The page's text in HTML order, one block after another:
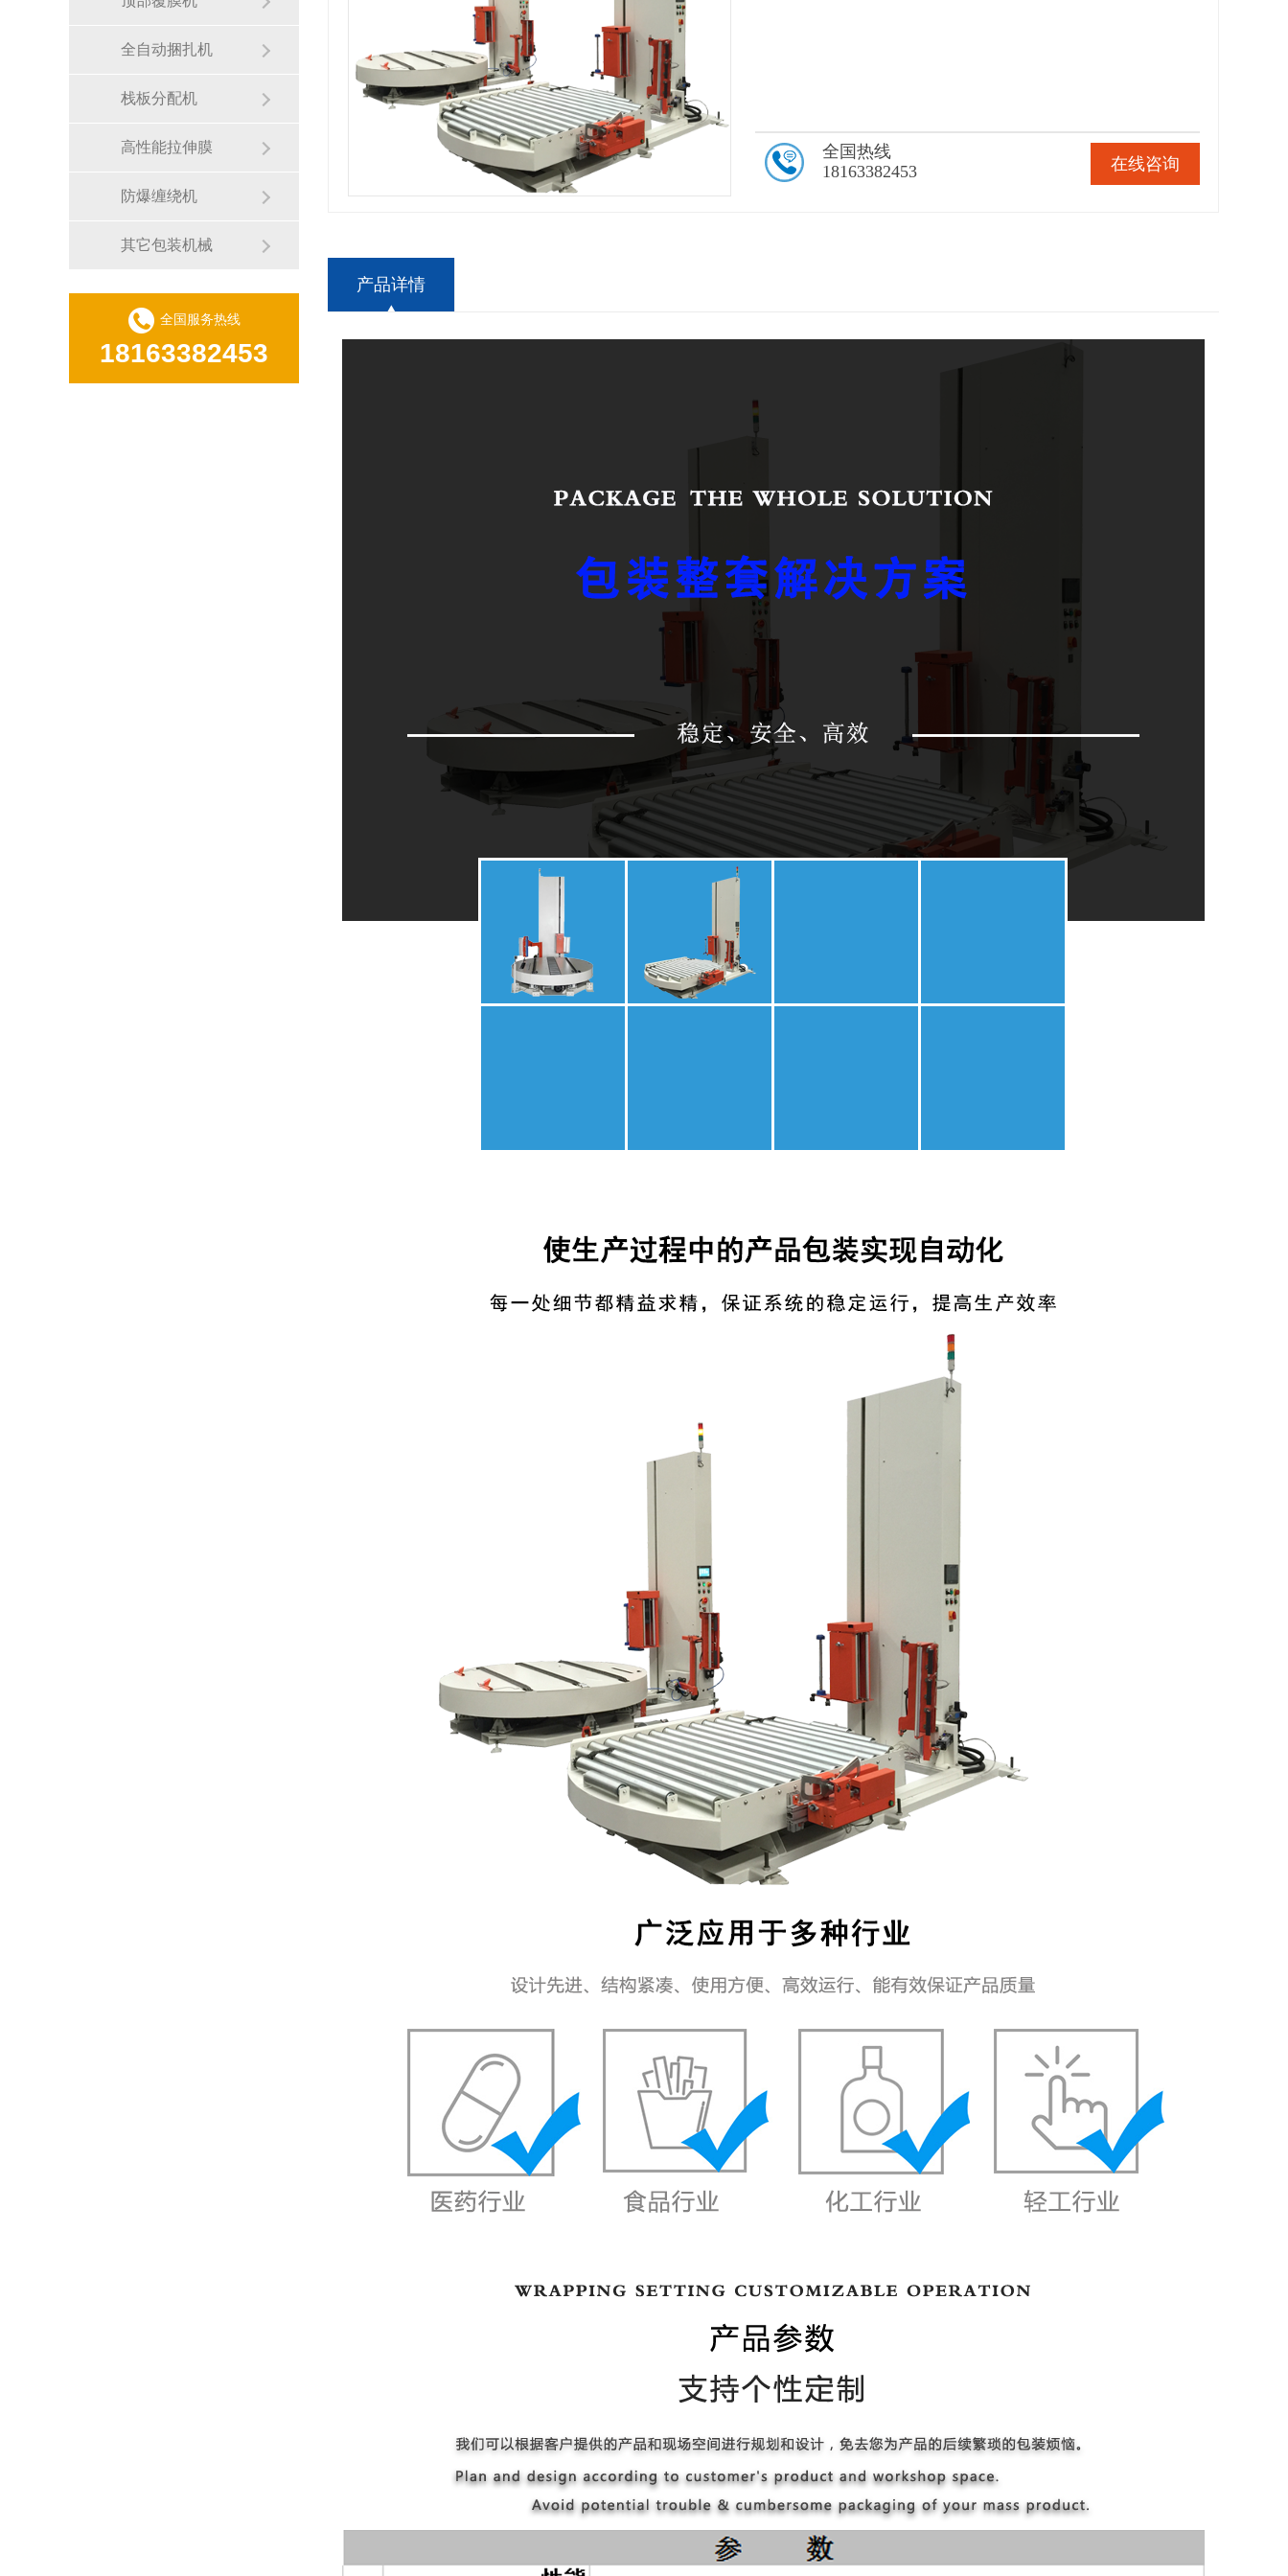
全自动捆扎机
栈板分配机
高性能拉伸膜
防爆缠绕机
其它包装机械
全国服务热线
18163382453
在线咨询
全国热线
18163382453
产品详情